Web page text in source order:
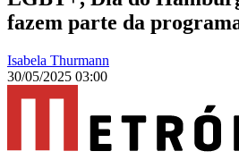
fazem parte da
Isabela Thurmann
30/05/2025 03:00